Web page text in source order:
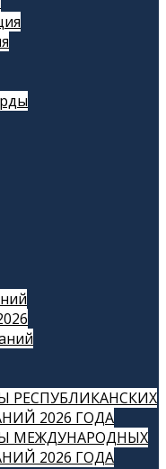
РЕСПУБЛИКАНСКИХ
2026 ГОДА
МЕЖДУНАРОДНЫХ
2026 ГОДА